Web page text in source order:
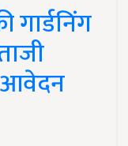
गार्डनिंग
आवेदन